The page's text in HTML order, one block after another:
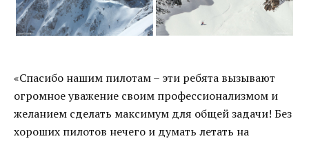
«Спасибо нашим пилотам – эти ребята вызывают
огромное уважение своим профессионализмом и
желанием сделать максимум для общей задачи! Без
хороших пилотов нечего и думать летать на